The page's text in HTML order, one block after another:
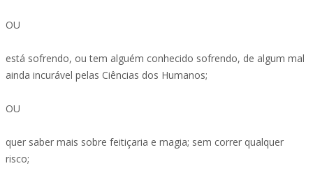
OU
está sofrendo, ou tem alguém conhecido sofrendo, de algum mal
ainda incurável pelas Ciências dos Humanos;
OU
quer saber mais sobre feitiçaria e magia; sem correr qualquer
risco;